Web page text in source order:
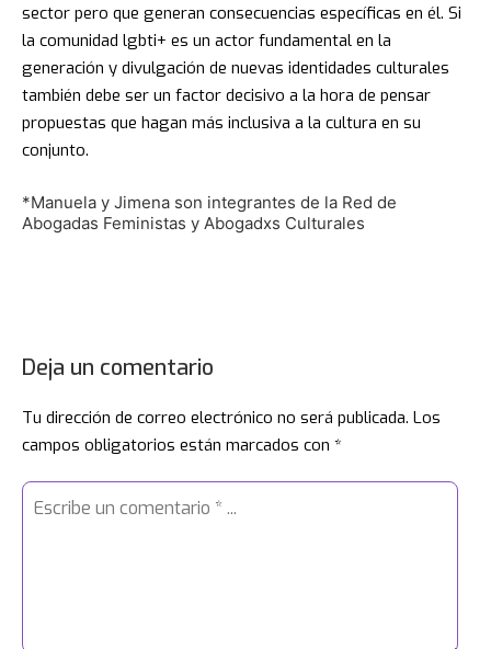
sector pero que generan consecuencias específicas en él. Si
la comunidad lgbti+ es un actor fundamental en la
generación y divulgación de nuevas identidades culturales
también debe ser un factor decisivo a la hora de pensar
propuestas que hagan más inclusiva a la cultura en su
conjunto.
*Manuela y Jimena son integrantes de la Red de
Abogadas Feministas y Abogadxs Culturales
Deja un comentario
Tu dirección de correo electrónico no será publicada. Los
campos obligatorios están marcados con *